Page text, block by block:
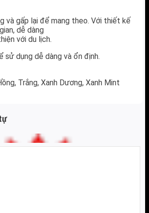
và gấp lại để mang theo. Với thiết kế
dễ dàng
với du lịch.
dụng dễ dàng và ổn định.
Trắng, Xanh Dương, Xanh Mint